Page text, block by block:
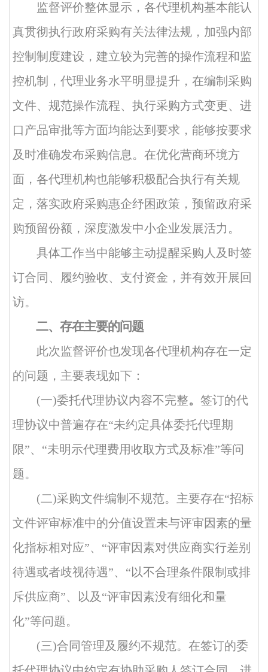
监督评价整体显示，各代理机构基本能认
真贯彻执行政府采购有关法律法规，加强内部
控制制度建设，建立较为完善的操作流程和监
控机制，代理业务水平明显提升，在编制采购
文件、规范操作流程、执行采购方式变更、进
口产品审批等方面均能达到要求，能够按要求
及时准确发布采购信息。在优化营商环境方
面，各代理机构也能够积极配合执行有关规
定，落实政府采购惠企纾困政策，预留政府采
购预留份额，深度激发中小企业发展活力。
具体工作当中能够主动提醒采购人及时签
订合同、履约验收、支付资金，并有效开展回
访。
二、存在主要的问题
此次监督评价也发现各代理机构存在一定
的问题，主要表现如下：
(一)委托代理协议内容不完整。 签订的代
理协议中普遍存在“未约定具体委托代理期
限”、“未明示代理费用收取方式及标准”等问
题。
(二)采购文件编制不规范。主要存在“招标
文件评审标准中的分值设置未与评审因素的量
化指标相对应”、“评审因素对供应商实行差别
待遇或者歧视待遇”、“以不合理条件限制或排
斥供应商”、以及“评审因素没有细化和量
化”等问题。
(三)合同管理及履约不规范。在签订的委